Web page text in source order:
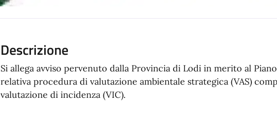
Descrizione
Si allega avviso pervenuto dalla Provincia di Lodi in merito al
relativa procedura di valutazione ambientale strategica (VAS)
valutazione di incidenza (VIC).